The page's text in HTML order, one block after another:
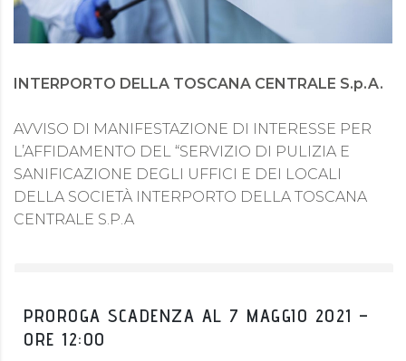
INTERPORTO DELLA TOSCANA CENTRALE S.p.A.
AVVISO DI MANIFESTAZIONE DI INTERESSE PER
L’AFFIDAMENTO DEL “SERVIZIO DI PULIZIA E
SANIFICAZIONE DEGLI UFFICI E DEI LOCALI
DELLA SOCIETÀ INTERPORTO DELLA TOSCANA
CENTRALE S.P.A
PROROGA SCADENZA AL 7 MAGGIO 2021 –
ORE 12:00